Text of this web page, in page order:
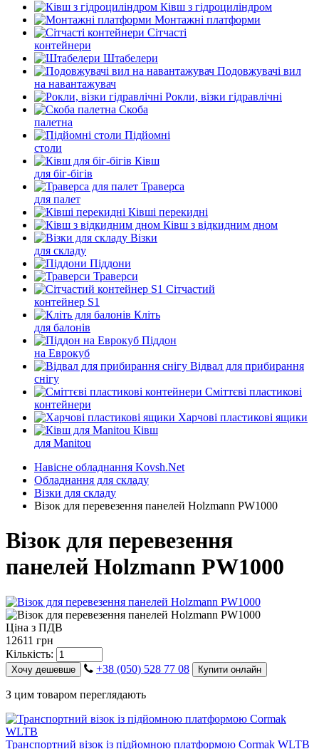
Ківш з гідроциліндром
Монтажні платформи
Сітчасті
контейнери
Штабелери
Подовжувачі вил
на навантажувач
Рокли, візки гідравлічні
Скоба
палетна
Підйомні
столи
Ківш
для біг-бігів
Траверса
для палет
Ківші перекидні
Ківш з відкидним дном
Візки
для складу
Піддони
Траверси
Сітчастий
контейнер S1
Кліть
для балонів
Піддон
на Еврокуб
Відвал для прибирання
снігу
Cміттєві пластикові
контейнери
Харчові пластикові ящики
Ківш
для Manitou
Навісне обладнання Kovsh.Net
Обладнання для складу
Візки для складу
Візок для перевезення панелей Holzmann PW1000
Візок для перевезення
панелей Holzmann PW1000
Ціна з ПДВ
12611 грн
Кількість:
Хочу дешевше +38 (050) 528 77 08 Купити онлайн
З цим товаром переглядають
Транспортний візок із підйомною платформою Cormak WLTB